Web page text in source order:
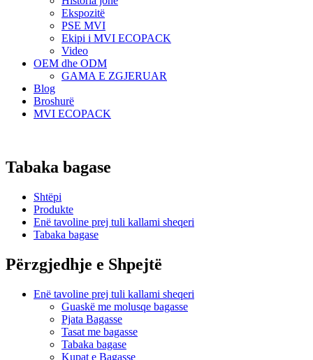
Ekspozitë
PSE MVI
Ekipi i MVI ECOPACK
Video
OEM dhe ODM
GAMA E ZGJERUAR
Blog
Broshurë
MVI ECOPACK
Tabaka bagase
Shtëpi
Produkte
Enë tavoline prej tuli kallami sheqeri
Tabaka bagase
Përzgjedhje e Shpejtë
Enë tavoline prej tuli kallami sheqeri
Guaskë me molusqe bagasse
Pjata Bagasse
Tasat me bagasse
Tabaka bagase
Kupat e Bagasse